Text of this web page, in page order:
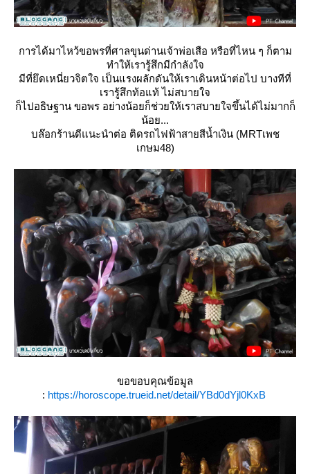
การได้มาไหว้ขอพรที่ศาลขุนด่านเจ้าพ่อเสือ หรือที่ไหน ๆ ก็ตาม
ทำให้เรารู้สึกมีกำลังใจ
มีที่ยึดเหนี่ยวจิตใจ เป็นแรงผลักดันให้เราเดินหน้าต่อไป บางทีที่
เรารู้สึกท้อแท้ ไม่สบายใจ
ก็ไปอธิษฐาน ขอพร อย่างน้อยก็ช่วยให้เราสบายใจขึ้นได้ไม่มากก็
น้อย...
บล๊อกร้านดีแนะนำต่อ ติดรถไฟฟ้าสายสีน้ำเงิน (MRTเพช
เกษม48)
ขอขอบคุณข้อมูล
: https://horoscope.trueid.net/detail/YBd0dYjl0KxB